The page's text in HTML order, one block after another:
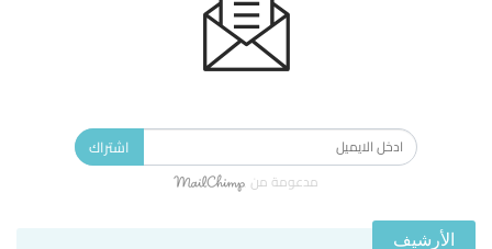
اشتراك
مدعومة من
الأرشيف